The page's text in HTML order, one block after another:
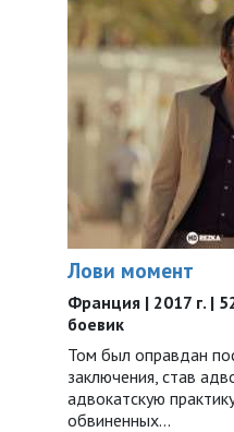
Лови момент
Франция | 2017 г. |
боевик
Том был оправдан
заключения, став
адвокатскую
обвиненных...